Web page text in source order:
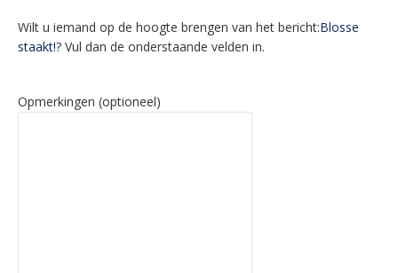
Wilt u iemand op de hoogte brengen van het bericht:Blosse
staakt!? Vul dan de onderstaande velden in.
Opmerkingen (optioneel)